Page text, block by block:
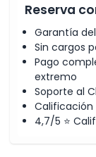
Reserva
Garantía
Sin cargos
Pago
extremo
Soporte al
Calificación
4,7/5 ⭐